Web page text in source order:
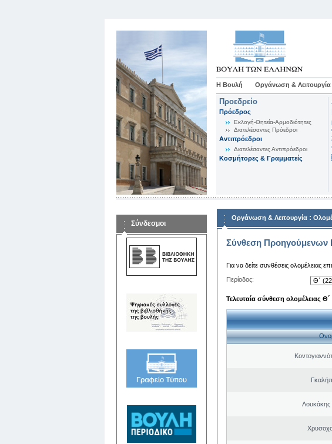
Η Βουλή Οργάνωση & Λειτουργία
Προεδρείο
Πρόεδρος
Εκλογή-Θητεία-Αρμοδιότητες
Διατελέσαντες Πρόεδροι
Αντιπρόεδροι
Διατελέσαντες Αντιπρόεδροι
Κοσμήτορες & Γραμματείς
Σύνδεσμοι
Οργάνωση & Λειτουργία :
Σύνθεση Προηγούμενων
Για να δείτε συνθέσεις ολομέλειας
Περίοδος:
Τελευταία σύνθεση ολομέλειας